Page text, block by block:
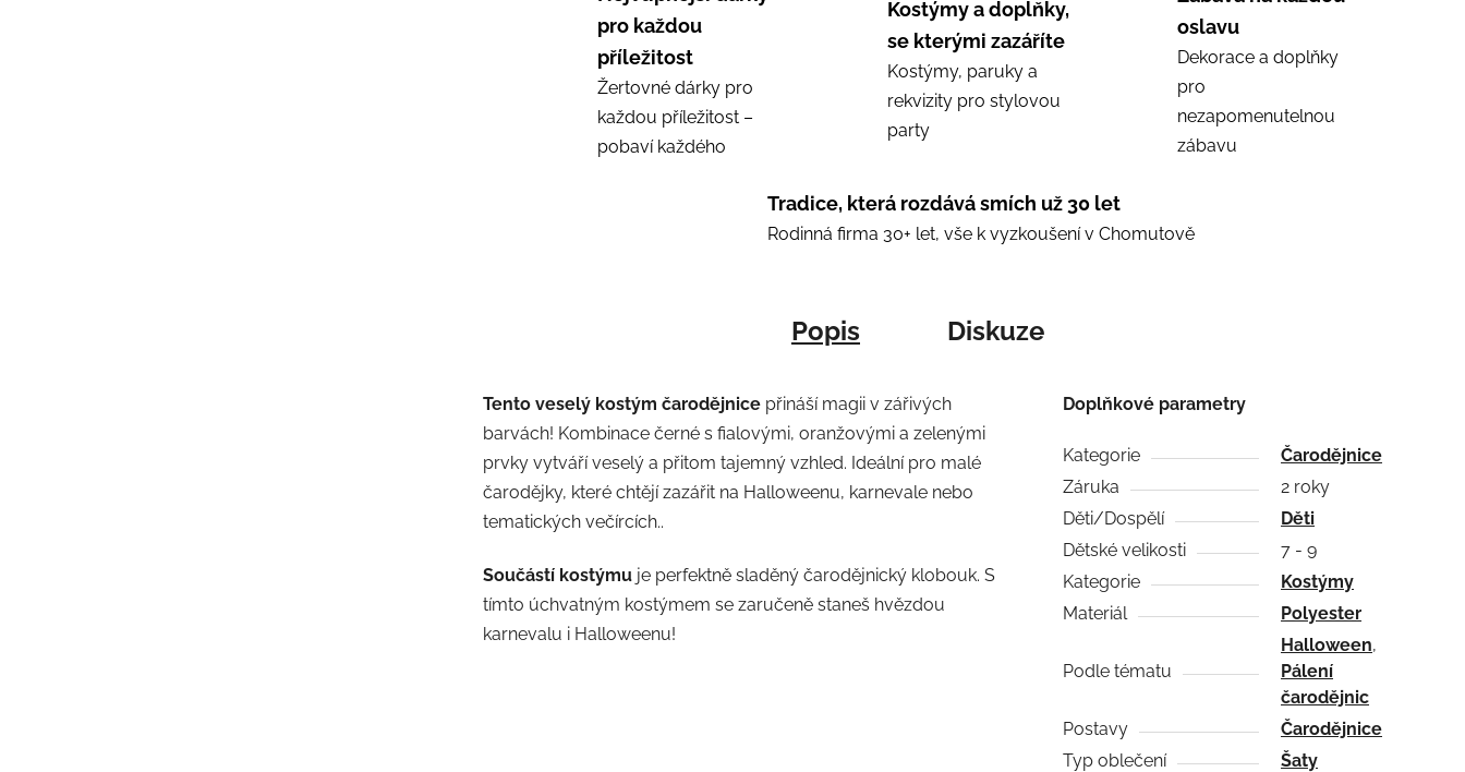
pro každou
příležitost
Žertovné dárky pro
každou příležitost –
pobaví každého
Kostýmy a doplňky,
se kterými zazáříte
Kostýmy, paruky a
rekvizity pro stylovou
party
oslavu
Dekorace a doplňky
pro
nezapomenutelnou
zábavu
Tradice, která rozdává smích už 30 let
Rodinná firma 30+ let, vše k vyzkoušení v Chomutově
Popis Diskuze
Tento veselý kostým čarodějnice přináší magii v zářivých
barvách! Kombinace černé s fialovými, oranžovými a zelenými
prvky vytváří veselý a přitom tajemný vzhled. Ideální pro malé
čarodějky, které chtějí zazářit na Halloweenu, karnevale nebo
tematických večírcích..
Součástí kostýmu je perfektně sladěný čarodějnický klobouk. S
tímto úchvatným kostýmem se zaručeně staneš hvězdou
karnevalu i Halloweenu!
Doplňkové parametry
Kategorie
Čarodějnice
Záruka
2 roky
Děti/Dospělí
Děti
Dětské velikosti
7 - 9
Kategorie
Kostýmy
Materiál
Polyester
Podle tématu
Halloween,
Pálení
čarodějnic
Postavy
Čarodějnice
Typ oblečení
Šaty